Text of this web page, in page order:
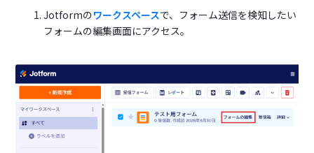
Jotformのワークスペースで、フォーム送信を検知したい
フォームの編集画面にアクセス。